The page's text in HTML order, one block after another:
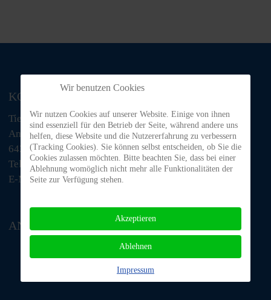
KONTAKT
Tiere in Not Odenwald e.V.
Am Morsberg 1
64385 Reichelsheim
Telefon: 06063 / 939 848
E-Mail: tino@tiere-in-not-odenwald.de
ANFAHRT
Wir benutzen Cookies
Wir nutzen Cookies auf unserer Website. Einige von ihnen
sind essenziell für den Betrieb der Seite, während andere uns
helfen, diese Website und die Nutzererfahrung zu verbessern
(Tracking Cookies). Sie können selbst entscheiden, ob Sie die
Cookies zulassen möchten. Bitte beachten Sie, dass bei einer
Ablehnung womöglich nicht mehr alle Funktionalitäten der
Seite zur Verfügung stehen.
Akzeptieren
Ablehnen
Impressum